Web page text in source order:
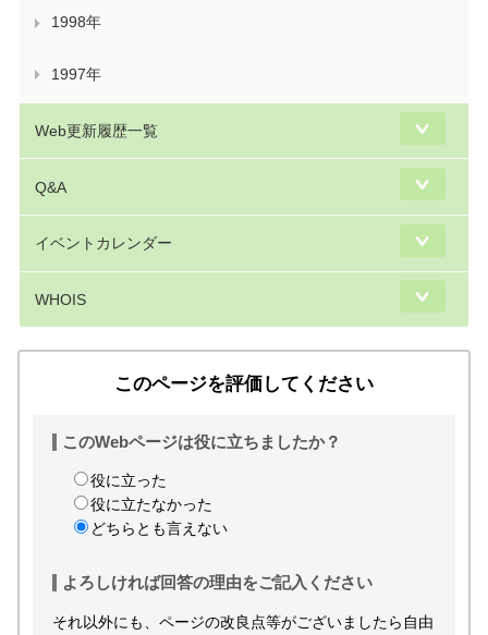
1998年
1997年
Web更新履歴一覧
Q&A
イベントカレンダー
WHOIS
このページを評価してください
このWebページは役に立ちましたか？
役に立った
役に立たなかった
どちらとも言えない
よろしければ回答の理由をご記入ください
それ以外にも、ページの改良点等がございましたら自由